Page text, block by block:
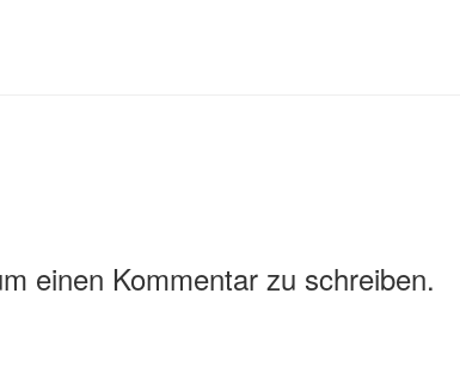
einen Kommentar zu schreiben.